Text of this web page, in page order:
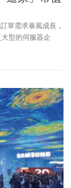
單需求暴風成長，
型的伺服器企
該扶持伺服器廠